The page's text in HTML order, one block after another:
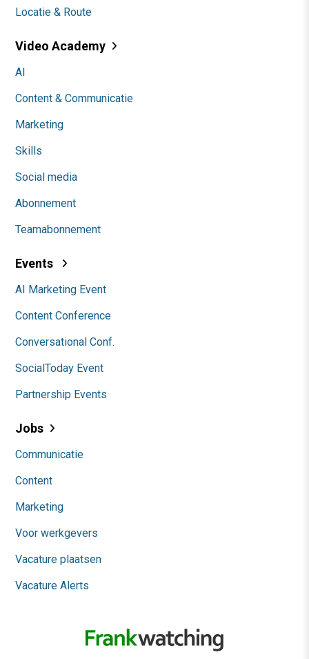
Locatie & Route
Video Academy
AI
Content & Communicatie
Marketing
Skills
Social media
Abonnement
Teamabonnement
Events
AI Marketing Event
Content Conference
Conversational Conf.
SocialToday Event
Partnership Events
Jobs
Communicatie
Content
Marketing
Voor werkgevers
Vacature plaatsen
Vacature Alerts